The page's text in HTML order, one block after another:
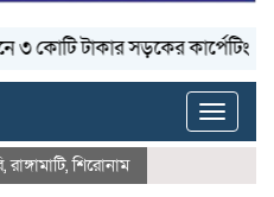
টাকার সড়কের কার্পেটিং উঠে যাচ্ছে
Toggle
,রাঙ্গামাটি,শিরোনাম